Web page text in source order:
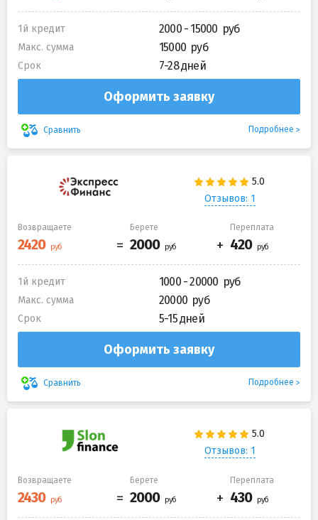
1й кредит 2000 - 15000
Макс. сумма 15000
Срок 7-28 дней
Оформить заявку
Сравнить Подробнее
Отзывов: 1
Возвращаете Берете Переплата
1й кредит 1000 - 20000
Макс. сумма 20000
Срок 5-15 дней
Оформить заявку
Сравнить Подробнее
Отзывов: 1
Возвращаете Берете Переплата